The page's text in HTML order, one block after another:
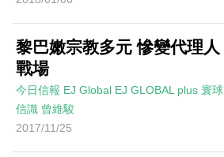
黎巴嫩宗教多元 慘變代理人
戰場
今日信報 EJ Global EJ GLOBAL plus 寰球
信識 曾維駿
2017/11/25